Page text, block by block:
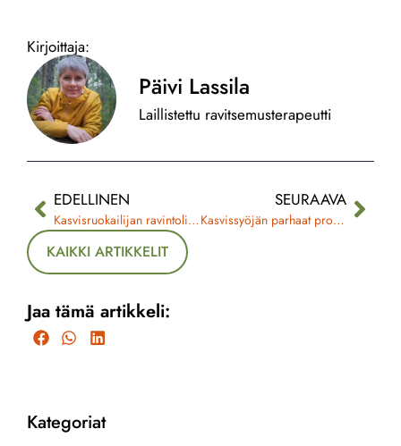
Kirjoittaja:
Päivi Lassila
Laillistettu ravitsemusterapeutti
EDELLINEN
Kasvisruokailijan ravintolisät – näin turvaat tärkeiden ravintoaineiden saannin
SEURAAVA
Kasvissyöjän parhaat proteiinin lähteet – näin koostat riittävät ja monipuoliset ateriat
KAIKKI ARTIKKELIT
Jaa tämä artikkeli:
Kategoriat